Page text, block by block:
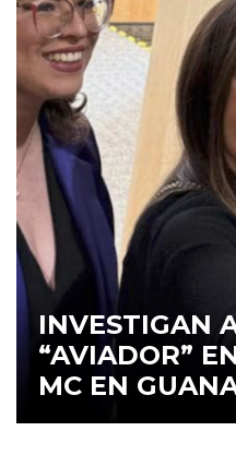
INVESTIGAN
“AVIADOR”
MC EN